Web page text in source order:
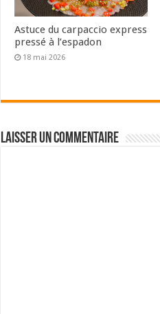
Astuce du carpaccio express
pressé à l’espadon
18 mai 2026
Laisser un commentaire